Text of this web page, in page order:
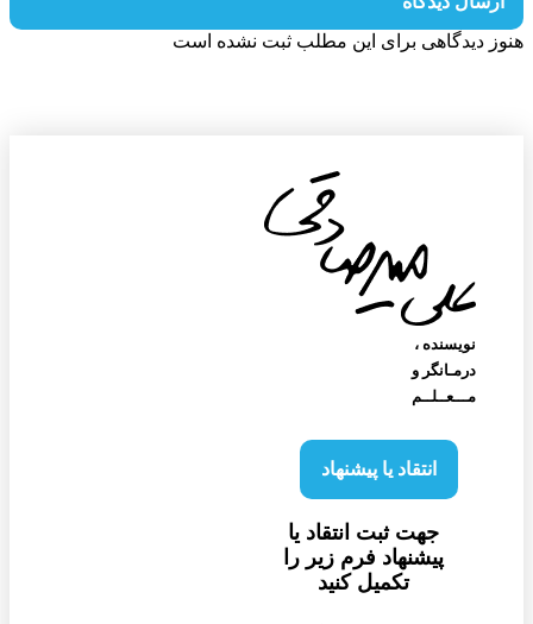
دیدگاهی برای این مطلب ثبت نشده است
نویسنده‌ ،
درمـانگر و
مـــعــلــم
انتقاد یا پیشنهاد
جهت ثبت انتقاد یا
پیشنهاد فرم زیر را
تکمیل کنید